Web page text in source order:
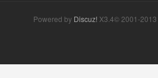
Powered by Discuz! X3.4© 2001-2013